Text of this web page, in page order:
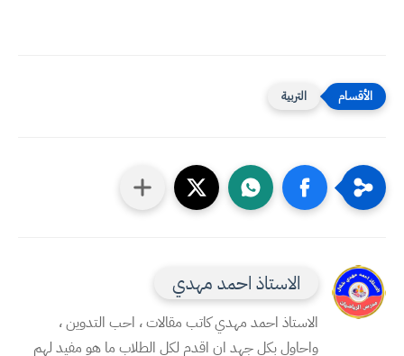
التربية
الاستاذ احمد مهدي
الاستاذ احمد مهدي كاتب مقالات ، احب التدوين ،
واحاول بكل جهد ان اقدم لكل الطلاب ما هو مفيد لهم